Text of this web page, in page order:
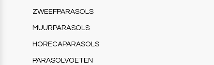
ZWEEFPARASOLS
MUURPARASOLS
HORECAPARASOLS
PARASOLVOETEN